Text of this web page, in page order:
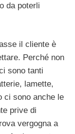
da poterli
il cliente è
Perché non
sono tanti
lamette,
ci sono anche le
prive di
vergogna a